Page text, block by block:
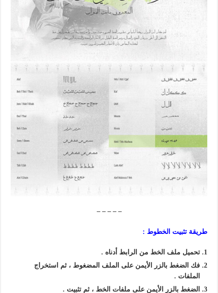
– – – – –
طريقة تثبيت الخطوط :
تحميل ملف الخط من الرابط أدناه .
فك الضغط بالزر الأيمن على الملف المضغوط ، ثم استخراج
الملفات .
الضغط بالزر الأيمن على ملفات الخط ، ثم تثبيت .